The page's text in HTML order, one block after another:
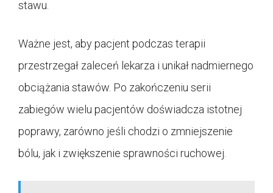
stawu.
Ważne jest, aby pacjent podczas terapii
przestrzegał zaleceń lekarza i unikał nadmiernego
obciążania stawów. Po zakończeniu serii
zabiegów wielu pacjentów doświadcza istotnej
poprawy, zarówno jeśli chodzi o zmniejszenie
bólu, jak i zwiększenie sprawności ruchowej.